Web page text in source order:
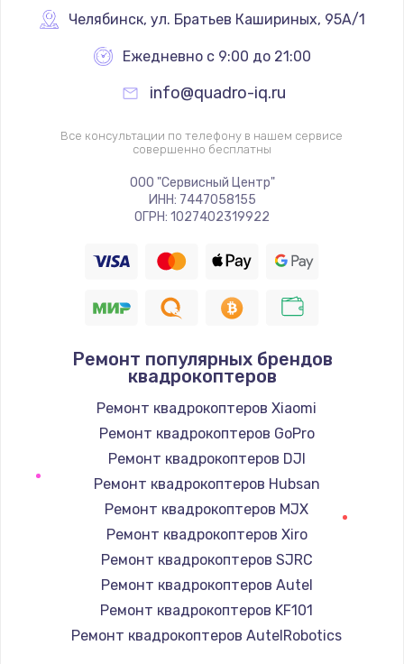
Замена реле
700 руб.
Заказать
Замена ТЭНа
Заказать
Замена шнура
Заказать
Замена / ремонт электронного модуля
управления
600 руб.
Заказать
Замена конфорки
1100 руб.
Заказать
Замена платы сенсора
Челябинск, ул. Братьев Кашириных, 95А/1
Ежедневно с 9:00 до 21:00
info@quadro-iq.ru
Все консультации по телефону в нашем сервисе
совершенно бесплатны
ООО "Сервисный Центр"
ИНН: 7447058155
ОГРН: 1027402319922
Ремонт популярных брендов
квадрокоптеров
Ремонт квадрокоптеров Xiaomi
Ремонт квадрокоптеров GoPro
Ремонт квадрокоптеров DJI
Ремонт квадрокоптеров Hubsan
Ремонт квадрокоптеров MJX
Ремонт квадрокоптеров Xiro
Ремонт квадрокоптеров SJRC
Ремонт квадрокоптеров Autel
Ремонт квадрокоптеров KF101
Ремонт квадрокоптеров AutelRobotics